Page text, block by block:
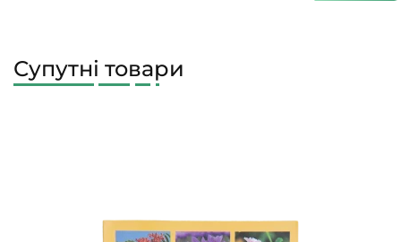
Супутні товари